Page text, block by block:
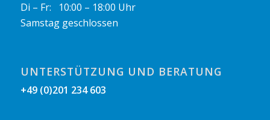
Di – Fr: 10:00 – 18:00 Uhr
Samstag geschlossen
UNTERSTÜTZUNG UND BERATUNG
+49 (0)201 234 603